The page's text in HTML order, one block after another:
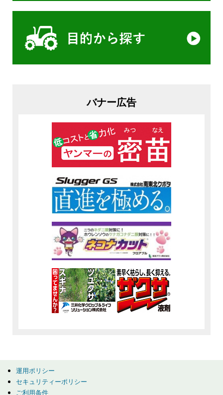
バナー広告
運用ポリシー
セキュリティーポリシー
ご利用条件